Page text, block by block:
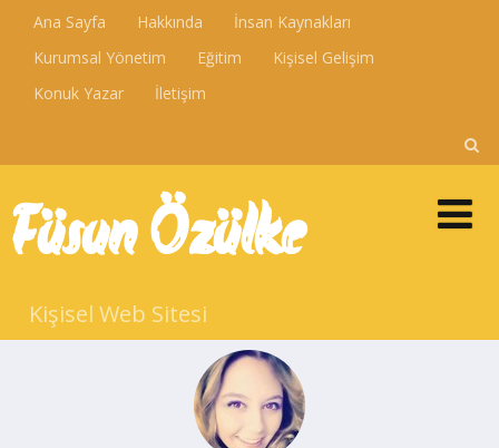
Ana Sayfa Hakkında
İnsan Kaynakları
Kurumsal Yönetim
Eğitim
Kişisel Gelişim
Konuk Yazar
İletişim
Füsun Özülke
Kişisel Web Sitesi